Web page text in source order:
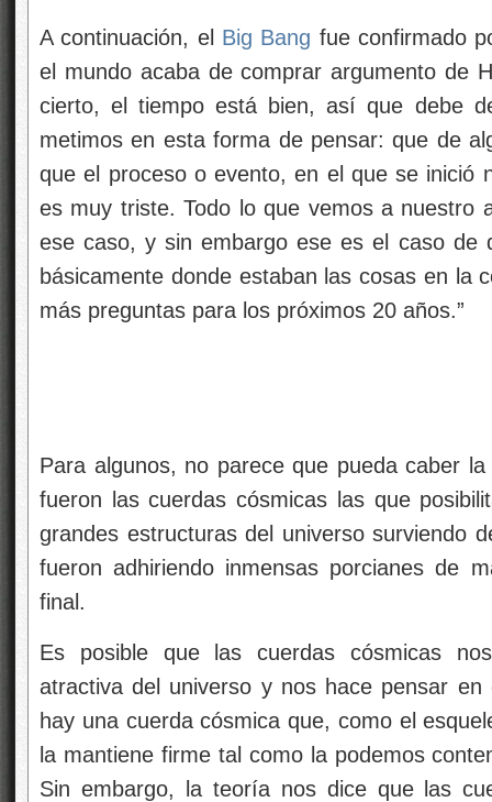
A continuación, el Big Bang fue confirmado
el mundo acaba de comprar argumento de
cierto, el tiempo está bien, así que debe
metimos en esta forma de pensar: que de
que el proceso o evento, en el que se inició
es muy triste. Todo lo que vemos a nuestro
ese caso, y sin embargo ese es el caso de
básicamente donde estaban las cosas en la
más preguntas para los próximos 20 años.”
Para algunos, no parece que pueda caber
fueron las cuerdas cósmicas las que
grandes estructuras del universo surviendo
fueron adhiriendo inmensas porcianes de
final.
Es posible que las cuerdas cósmicas
atractiva del universo y nos hace pensar
hay una cuerda cósmica que, como el
la mantiene firme tal como la podemos
Sin embargo, la teoría nos dice que las